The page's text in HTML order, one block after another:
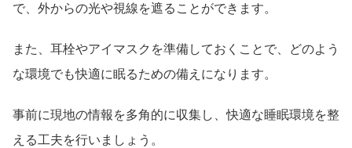
で、外からの光や視線を遮ることができます。
また、耳栓やアイマスクを準備しておくことで、どのよう
な環境でも快適に眠るための備えになります。
事前に現地の情報を多角的に収集し、快適な睡眠環境を整
える工夫を行いましょう。